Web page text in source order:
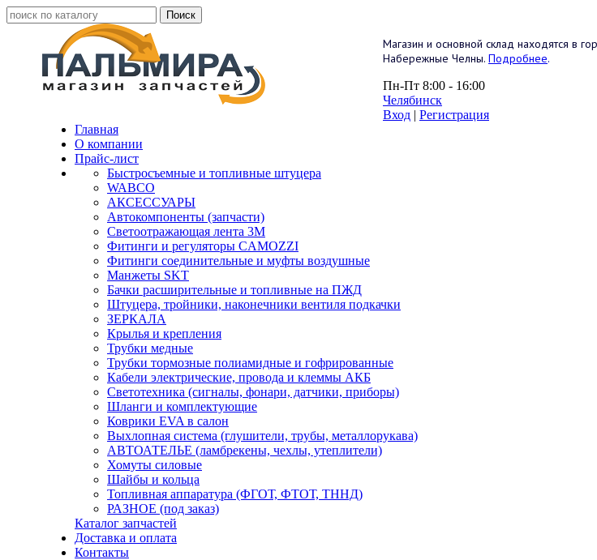
Магазин и основной склад находятся в
Набережные Челны. Подробнее.
Пн-Пт 8:00 - 16:00
Челябинск
Вход | Регистрация
Главная
О компании
Прайс-лист
Быстросъемные и топливные штуцера
WABCO
АКСЕССУАРЫ
Автокомпоненты (запчасти)
Светоотражающая лента 3М
Фитинги и регуляторы CAMOZZI
Фитинги соединительные и муфты воздушные
Манжеты SKT
Бачки расширительные и топливные на ПЖД
Штуцера, тройники, наконечники вентиля подкачки
ЗЕРКАЛА
Крылья и крепления
Трубки медные
Трубки тормозные полиамидные и гофрированные
Кабели электрические, провода и клеммы АКБ
Светотехника (сигналы, фонари, датчики, приборы)
Шланги и комплектующие
Коврики EVA в салон
Выхлопная система (глушители, трубы, металлорукава)
АВТОАТЕЛЬЕ (ламбрекены, чехлы, утеплители)
Хомуты силовые
Шайбы и кольца
Топливная аппаратура (ФГОТ, ФТОТ, ТННД)
РАЗНОЕ (под заказ)
Каталог запчастей
Доставка и оплата
Контакты